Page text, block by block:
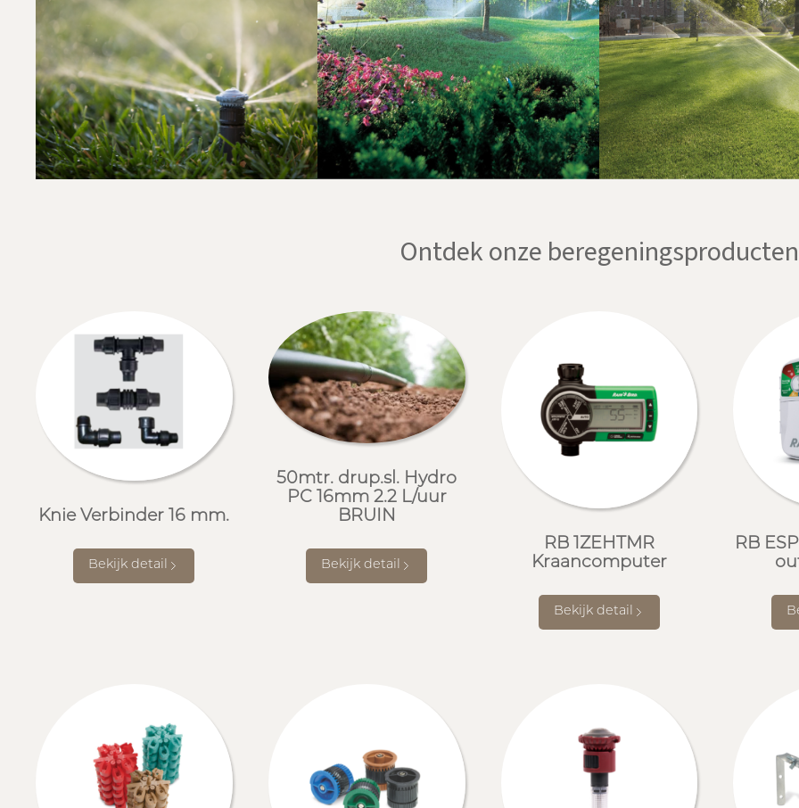
Ontdek onze beregeningsproducten
Knie Verbinder 16 mm.
Bekijk detail
50mtr. drup.sl. Hydro
PC 16mm 2.2 L/uur
BRUIN
Bekijk detail
RB 1ZEHTMR
Kraancomputer
Bekijk detail
RB